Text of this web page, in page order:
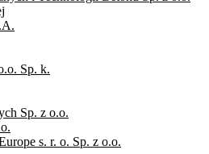
Sp. k.
Sp. z o.o.
s. r. o. Sp. z o.o.